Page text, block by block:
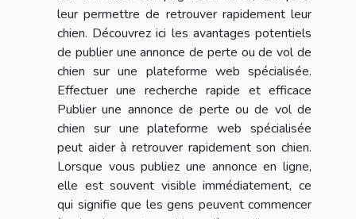
leur permettre de retrouver rapidement leur
chien. Découvrez ici les avantages potentiels
de publier une annonce de perte ou de vol de
chien sur une plateforme web spécialisée.
Effectuer une recherche rapide et efficace
Publier une annonce de perte ou de vol de
chien sur une plateforme web spécialisée
peut aider à retrouver rapidement son chien.
Lorsque vous publiez une annonce en ligne,
elle est souvent visible immédiatement, ce
qui signifie que les gens peuvent commencer